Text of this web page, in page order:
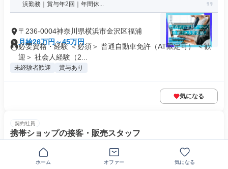
浜勤務｜賞与年2回｜年間休...
〒236-0004神奈川県横浜市金沢区福浦
月給26万円～45万円
必要資格・経験 ＜必須＞ 普通自動車免許（AT限定可） ＜歓
迎＞ 社会人経験（2...
未経験者歓迎 賞与あり
気になる
契約社員
携帯ショップの接客・販売スタッフ
未経験歓迎！残業少なめ✨頑張りは賞与やキャリアアップで還元！
ホーム オファー 気になる